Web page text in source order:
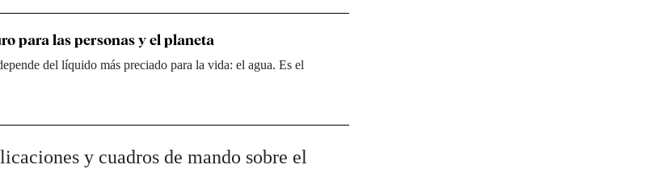
para las personas y el planeta
del líquido más preciado para la vida: el agua. Es el
y cuadros de mando sobre el